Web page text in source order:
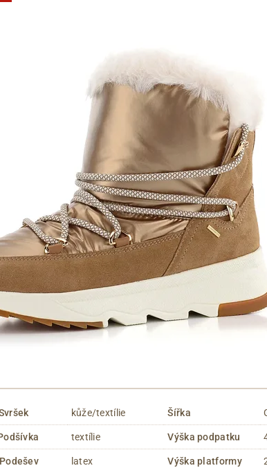
kůže/textílie
textílie
Podešev latex
Šířka
Výška podpatku
Výška platformy